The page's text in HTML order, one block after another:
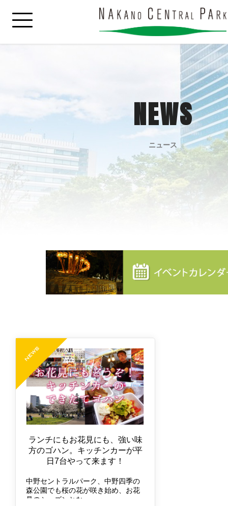
NEWS
ニュース
ランチにもお花見にも、強い味
方のゴハン。キッチンカーが平
日7台やって来ます！
中野セントラルパーク、中野四季の
森公園でも桜の花が咲き始め、お花
見のシーズンとな…